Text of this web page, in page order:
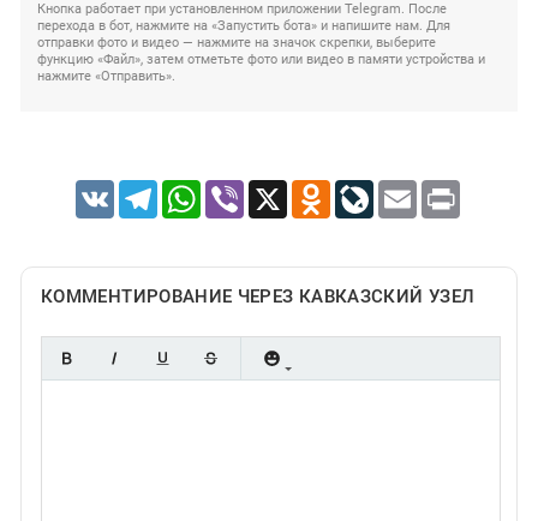
Кнопка работает при установленном приложении Telegram. После
перехода в бот, нажмите на «Запустить бота» и напишите нам. Для
отправки фото и видео — нажмите на значок скрепки, выберите
функцию «Файл», затем отметьте фото или видео в памяти устройства и
нажмите «Отправить».
VK TelegramWhatsApp
Viber X Odnoklassniki
LiveJournal
Email Print
КОММЕНТИРОВАНИЕ ЧЕРЕЗ КАВКАЗСКИЙ УЗЕЛ